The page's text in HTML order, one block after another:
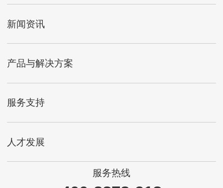
新闻资讯
产品与解决方案
服务支持
人才发展
服务热线